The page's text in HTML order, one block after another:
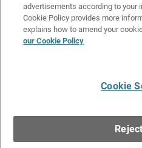
Media & Brand Kit
Manage Email Preferences
Copyright © 1996-2026
Rights
advertisements according to your
Cookie Policy provides more
explains how to amend your
our Cookie Policy
Cookie